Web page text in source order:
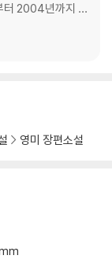
터 2004년까지 서
재 서강대 명예
영미 장편소설